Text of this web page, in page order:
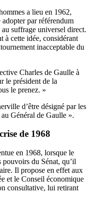
a lieu en 1962,
par référendum
suffrage universel direct.
à cette idée, considérant
inacceptable du
Charles de Gaulle à
le président de la
le prenez. »
d’être désigné par les
Général de Gaulle ».
de 1968
en 1968, lorsque le
du Sénat, qu’il
Il propose en effet aux
et le Conseil économique
consultative, lui retirant